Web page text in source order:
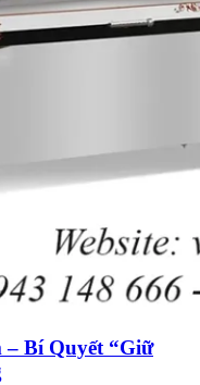
Bí Quyết “Giữ